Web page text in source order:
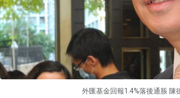
外匯基金回報1.4%落後通脹 陳